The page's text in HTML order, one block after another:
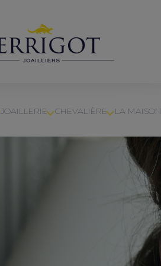
JOAILLERIE CHEVALIÈRE LA MAISON